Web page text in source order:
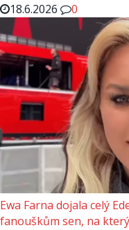
18.6.2026
0
Ewa Farna dojala celý
fanouškům sen, na